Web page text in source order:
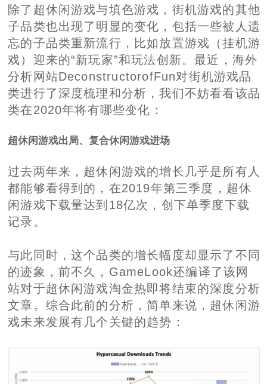
除了超休闲游戏与填色游戏，街机游戏的其他
子品类也出现了明显的变化，包括一些被人遗
忘的子品类重新流行，比如放置游戏（挂机游
戏）迎来的“新玩家”和玩法创新。最近，海外
分析网站DeconstructorofFun对街机游戏品
类进行了深度梳理和分析，我们不妨看看该品
类在2020年将有哪些变化：
超休闲游戏出局、复合休闲游戏进场
过去两年来，超休闲游戏的增长几乎是所有人
都能够看得到的，在2019年第三季度，超休
闲游戏下载量达到18亿次，创下单季度下载
记录。
与此同时，这个品类的增长幅度却显示了不同
的迹象，前不久，GameLook还编译了该网
站对于超休闲游戏淘金热即将结束的深度分析
文章。综合此前的分析，简单来说，超休闲游
戏未来发展有几个关键的趋势：